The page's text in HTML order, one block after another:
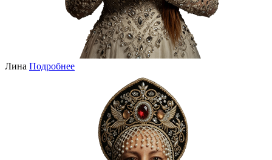
Лина Подробнее